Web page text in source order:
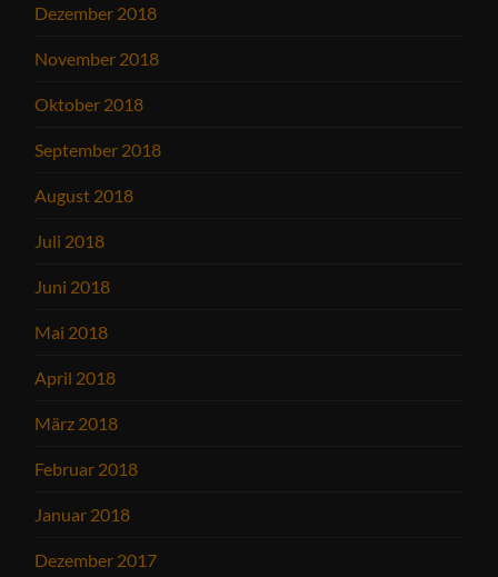
Dezember 2018
November 2018
Oktober 2018
September 2018
August 2018
Juli 2018
Juni 2018
Mai 2018
April 2018
März 2018
Februar 2018
Januar 2018
Dezember 2017